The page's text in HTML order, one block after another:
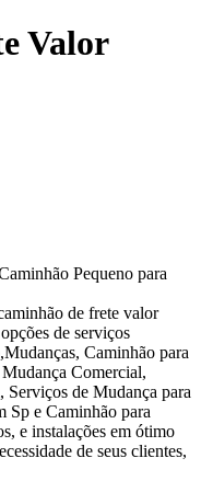
Valor
de frete valor
de serviços
Caminhão para
Comercial,
de Mudança para
Sp e Caminhão para
e instalações em ótimo
de seus clientes,